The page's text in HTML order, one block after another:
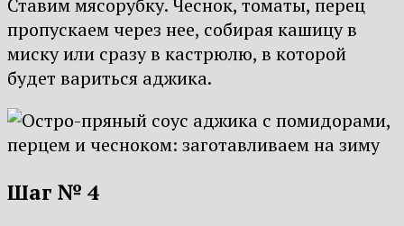
Ставим мясорубку. Чеснок, томаты, перец
пропускаем через нее, собирая кашицу в
миску или сразу в кастрюлю, в которой
будет вариться аджика.
Шаг № 4